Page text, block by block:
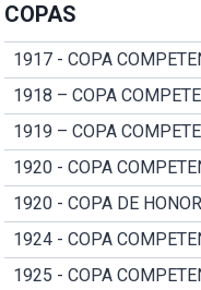
COPAS
1917 - COPA
1918 – COPA
1919 – COPA
1920 - COPA
1920 - COPA DE
1924 - COPA
1925 - COPA